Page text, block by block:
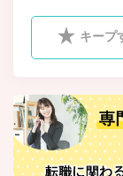
キープ